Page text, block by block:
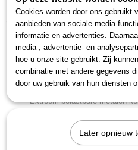
Productcode
1845D-19
EAN code
4000896048779
Productcode leverancier
1845D-19
Omschrijving
Veilig en snel werken
Stevige positie van de
achtergeslepen punten
Body volledig van kunststof
- Extreem belastbare metalen
- Licht - ergonomische vorm
Cookies worden door ons gebruikt
aanbieden van sociale media-
informatie en advertenties.
media-, advertentie- en
hoe u onze site gebruikt. Zij
combinatie met andere gegevens
door uw gebruik van hun diensten
Later opnieuw